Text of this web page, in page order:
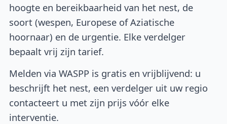
hoogte en bereikbaarheid van het nest, de
soort (wespen, Europese of Aziatische
hoornaar) en de urgentie. Elke verdelger
bepaalt vrij zijn tarief.
Melden via WASPP is gratis en vrijblijvend: u
beschrijft het nest, een verdelger uit uw regio
contacteert u met zijn prijs vóór elke
interventie.